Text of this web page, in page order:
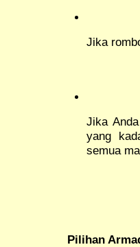
Jika
Jika
yang
semua
Pilihan